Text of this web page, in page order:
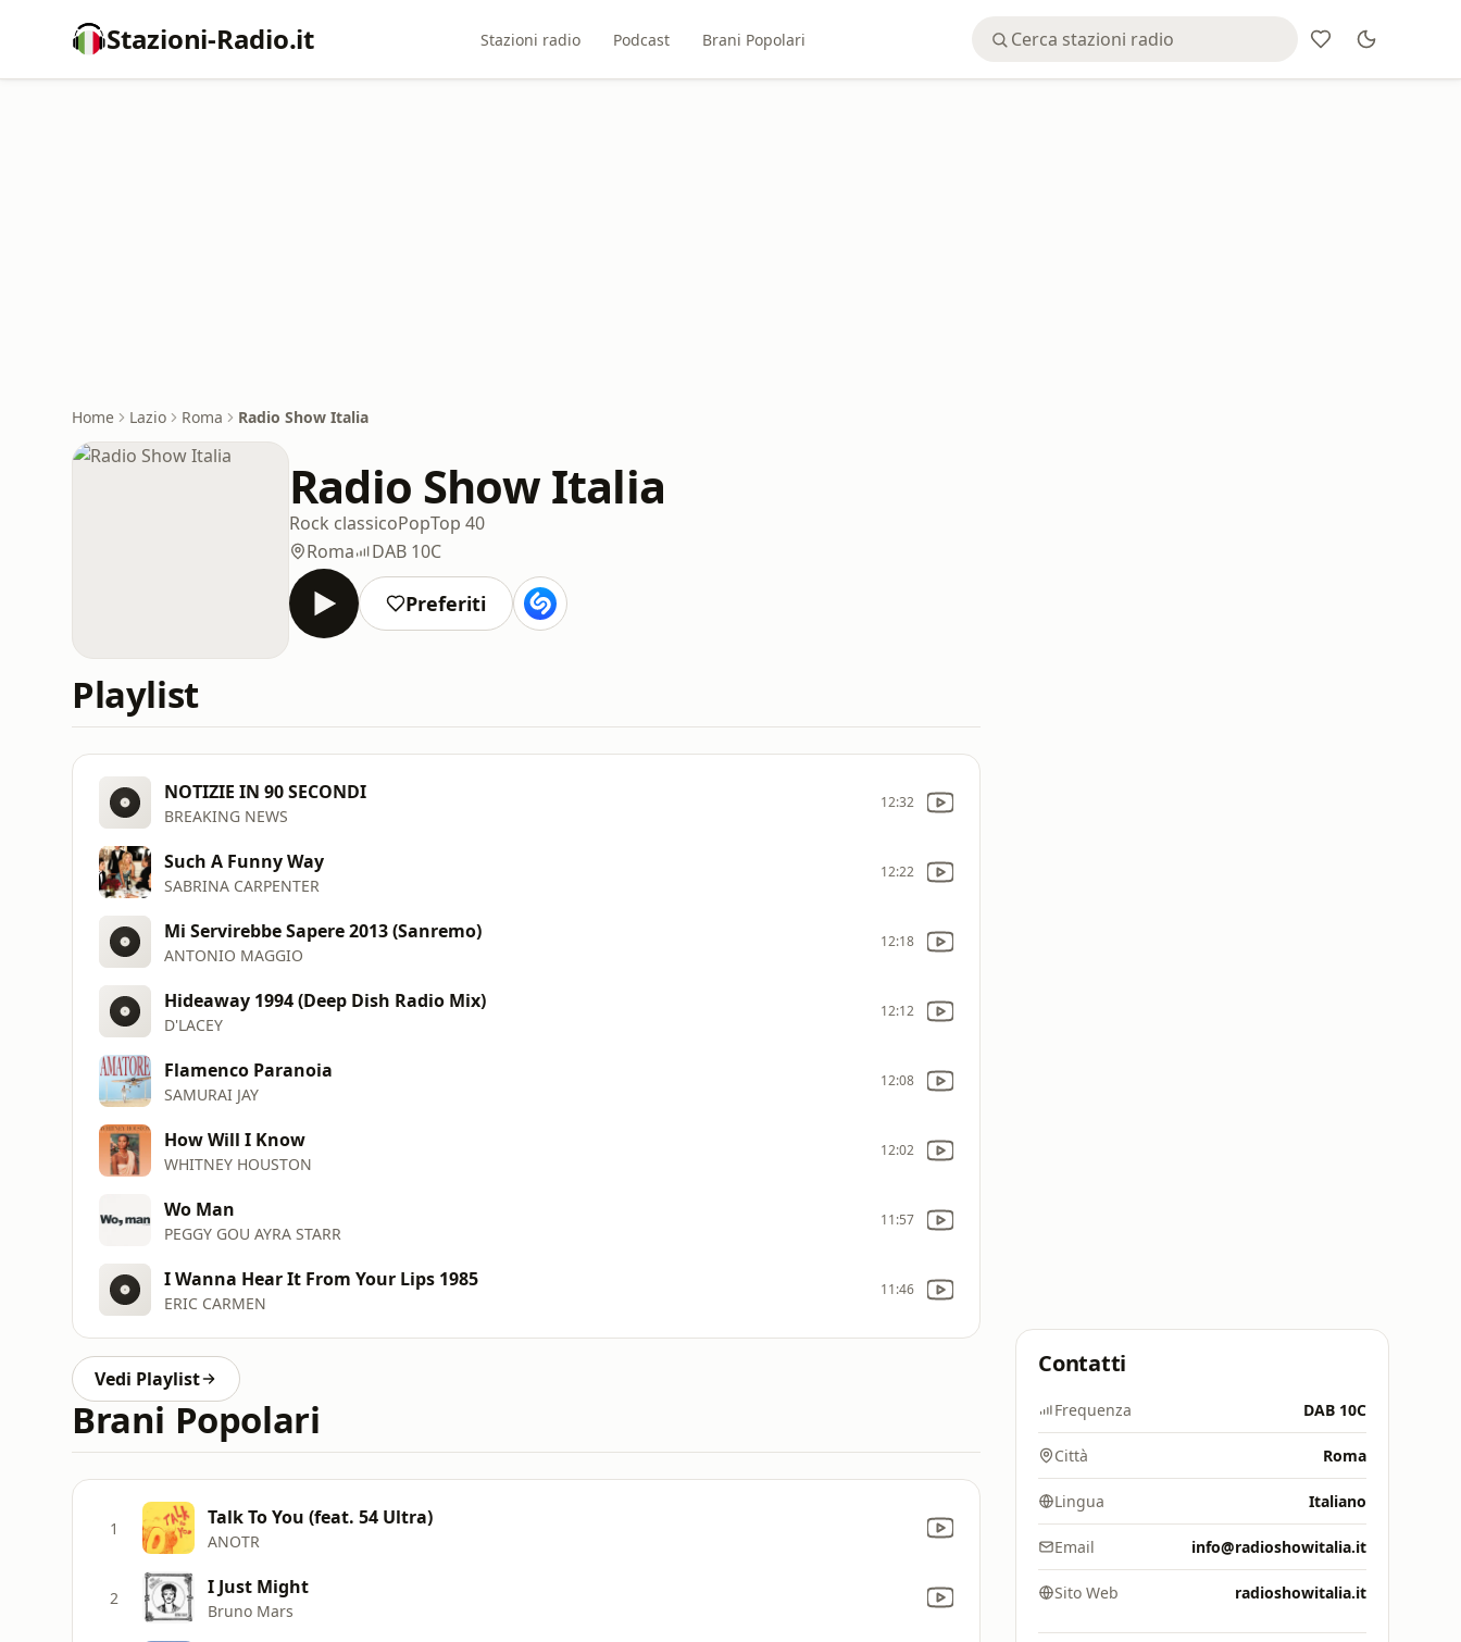
Stazioni-Radio.it Stazioni radio Podcast Brani Popolari
Home Lazio Roma Radio Show Italia
Radio Show Italia
Rock classicoPopTop 40
Roma
DAB 10C
Preferiti
Playlist
NOTIZIE IN 90 SECONDI
BREAKING NEWS
12:32
Such A Funny Way
SABRINA CARPENTER
12:22
Mi Servirebbe Sapere 2013 (Sanremo)
ANTONIO MAGGIO
12:18
Hideaway 1994 (Deep Dish Radio Mix)
D'LACEY
12:12
Flamenco Paranoia
SAMURAI JAY
12:08
How Will I Know
WHITNEY HOUSTON
12:02
Wo Man
PEGGY GOU AYRA STARR
11:57
I Wanna Hear It From Your Lips 1985
ERIC CARMEN
11:46
Vedi Playlist
Brani Popolari
1 Talk To You (feat. 54 Ultra)
ANOTR
2 I Just Might
Bruno Mars
Contatti
Frequenza DAB 10C
Città Roma
Lingua Italiano
Email info@radioshowitalia.it
Sito Web radioshowitalia.it